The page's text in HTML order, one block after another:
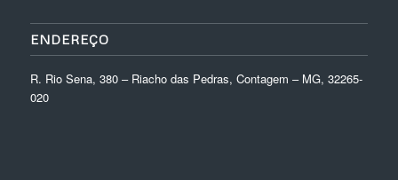
ENDEREÇO
R. Rio Sena, 380 – Riacho das Pedras, Contagem – MG, 32265-
020